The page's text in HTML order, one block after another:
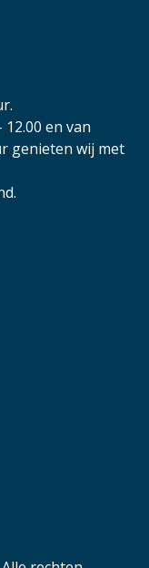
en van
genieten wij met